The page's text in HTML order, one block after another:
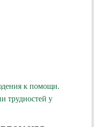
к помощи.
трудностей у